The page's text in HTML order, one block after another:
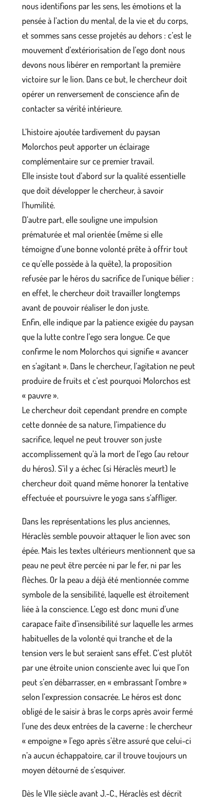
nous identifions par les sens, les émotions et la
pensée à l’action du mental, de la vie et du corps,
et sommes sans cesse projetés au dehors : c’est le
mouvement d’extériorisation de l’ego dont nous
devons nous libérer en remportant la première
victoire sur le lion. Dans ce but, le chercheur doit
opérer un renversement de conscience afin de
contacter sa vérité intérieure.
L’histoire ajoutée tardivement du paysan
Molorchos peut apporter un éclairage
complémentaire sur ce premier travail.
Elle insiste tout d’abord sur la qualité essentielle
que doit développer le chercheur, à savoir
l’humilité.
D’autre part, elle souligne une impulsion
prématurée et mal orientée (même si elle
témoigne d’une bonne volonté prête à offrir tout
ce qu’elle possède à la quête), la proposition
refusée par le héros du sacrifice de l’unique bélier :
en effet, le chercheur doit travailler longtemps
avant de pouvoir réaliser le don juste.
Enfin, elle indique par la patience exigée du paysan
que la lutte contre l’ego sera longue. Ce que
confirme le nom Molorchos qui signifie « avancer
en s’agitant ». Dans le chercheur, l’agitation ne peut
produire de fruits et c’est pourquoi Molorchos est
« pauvre ».
Le chercheur doit cependant prendre en compte
cette donnée de sa nature, l’impatience du
sacrifice, lequel ne peut trouver son juste
accomplissement qu’à la mort de l’ego (au retour
du héros). S’il y a échec (si Héraclès meurt) le
chercheur doit quand même honorer la tentative
effectuée et poursuivre le yoga sans s’affliger.
Dans les représentations les plus anciennes,
Héraclès semble pouvoir attaquer le lion avec son
épée. Mais les textes ultérieurs mentionnent que sa
peau ne peut être percée ni par le fer, ni par les
flèches. Or la peau a déjà été mentionnée comme
symbole de la sensibilité, laquelle est étroitement
liée à la conscience. L’ego est donc muni d’une
carapace faite d’insensibilité sur laquelle les armes
habituelles de la volonté qui tranche et de la
tension vers le but seraient sans effet. C’est plutôt
par une étroite union consciente avec lui que l’on
peut s’en débarrasser, en « embrassant l’ombre »
selon l’expression consacrée. Le héros est donc
obligé de le saisir à bras le corps après avoir fermé
l’une des deux entrées de la caverne : le chercheur
« empoigne » l’ego après s’être assuré que celui-ci
n’a aucun échappatoire, car il trouve toujours un
moyen détourné de s’esquiver.
Dès le VIIe siècle avant J.-C., Héraclès est décrit